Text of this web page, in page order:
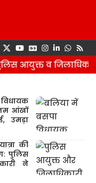
आयुक्त व जिलाधिकारी
आंखों
उमड़ा
की
पुलिस
ने